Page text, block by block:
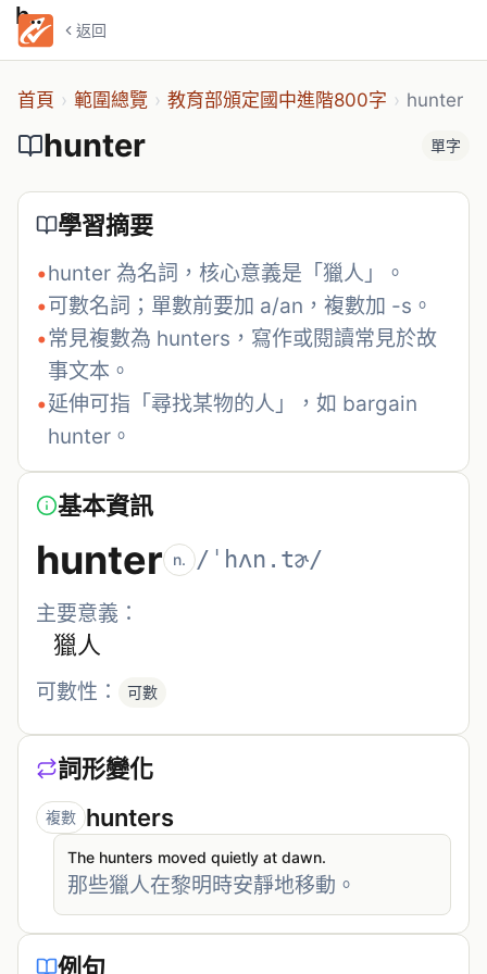
返回
hunter
首頁 › 範圍總覽 › 教育部頒定國中進階800字 › hunter
hunter 單字
學習摘要
•hunter 為名詞，核心意義是「獵人」。
•可數名詞；單數前要加 a/an，複數加 -s。
•常見複數為 hunters，寫作或閱讀常見於故
事文本。
•延伸可指「尋找某物的人」，如 bargain
hunter。
基本資訊
hunter n. /ˈhʌn.tɚ/
主要意義：
獵人
可數性： 可數
詞形變化
複數 hunters
The hunters moved quietly at dawn.
那些獵人在黎明時安靜地移動。
例句